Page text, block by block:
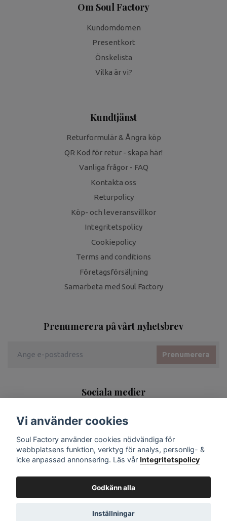
Om Soul Factory
Kundomdömen
Presentkort
Önskelista
Vilka är vi?
Kundtjänst
Returformulär & Ångra köp
QR Kod för retur - skapa här!
Vanliga frågor - FAQ
Kontakta oss
Returpolicy
Köp- och leveransvillkor
Integritetspolicy
Cookiepolicy
Terms and conditions
Företagsförsäljning
Samarbeta med Soul Factory
Prenumerera på vårt nyhetsbrev
Prenumerera
Sociala medier
Vi använder cookies
Soul Factory använder cookies nödvändiga för
webbplatsens funktion, verktyg för analys, personlig- &
icke anpassad annonsering. Läs vår Integritetspolicy
Godkänn alla
Inställningar